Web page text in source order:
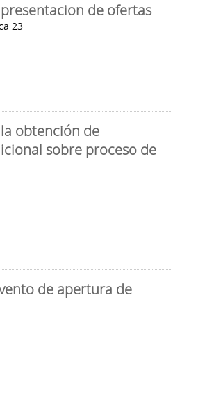
de ofertas
23
obtención de
sobre proceso de
de apertura de